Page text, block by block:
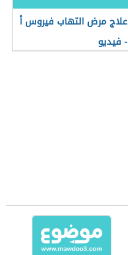
علاج مرض التهاب فيروس أ
- فيديو